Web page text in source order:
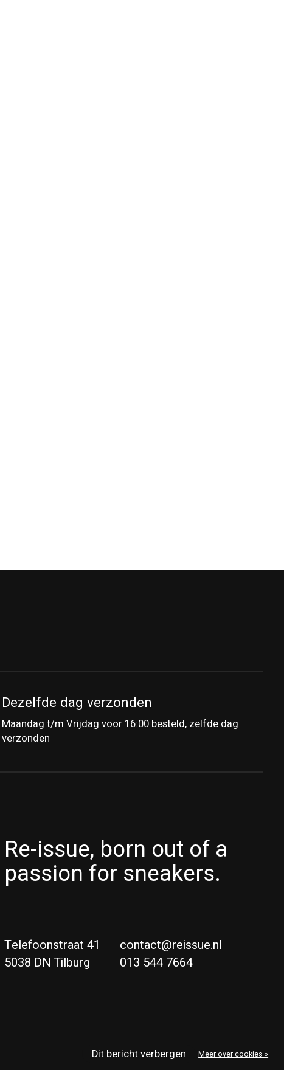
Dezelfde dag verzonden
Maandag t/m Vrijdag voor 16:00 besteld, zelfde dag
verzonden
Re-issue, born out of a
passion for sneakers.
Telefoonstraat 41
5038 DN Tilburg
contact@reissue.nl
013 544 7664
Dit bericht verbergen Meer over cookies »